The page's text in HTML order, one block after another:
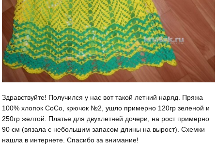
Здравствуйте! Получился у нас вот такой летний наряд. Пряжа
100% хлопок СоСо, крючок №2, ушло примерно 120гр зеленой и
250гр желтой. Платье для двухлетней дочери, на рост примерно
90 см (вязала с небольшим запасом длины на вырост). Схемки
нашла в интернете. Спасибо за внимание!